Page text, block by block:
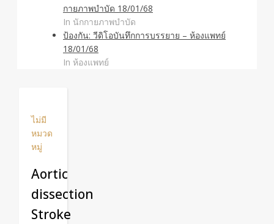
กายภาพบำบัด 18/01/68
In นักกายภาพบำบัด
ป้องกัน: วีดิโอบันทึกการบรรยาย – ห้องแพทย์
18/01/68
In ห้องแพทย์
ไม่มี
หมวด
หมู่
Aortic
dissection
Stroke